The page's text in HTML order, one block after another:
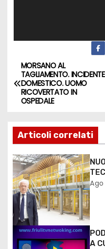
MORSANO AL
TAGLIAMENTO. INCIDENTE
DOMESTICO. UOMO
RICOVERTATO IN
OSPEDALE
Articoli correlati
A